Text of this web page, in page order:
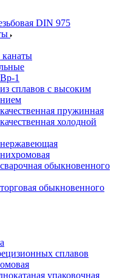
DIN 975
1
сплавов с высоким
пружинная
холодной
обыкновенного
обыкновенного
сплавов
упаковочная